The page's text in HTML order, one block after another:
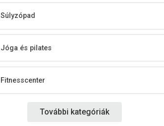
Súlyzópad
Jóga és pilates
Fitnesscenter
További kategóriák